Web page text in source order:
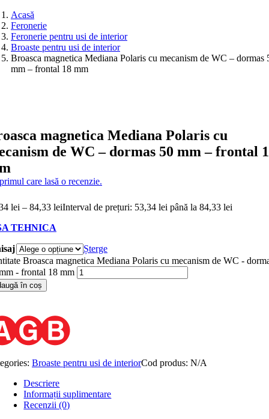
Acasă
Feronerie
Feronerie pentru usi de interior
Broaste pentru usi de interior
Broasca magnetica Mediana Polaris cu mecanism de WC – dormas
mm – frontal 18 mm
magnetica Mediana Polaris cu
de WC – dormas 50 mm – frontal
care lasă o recenzie.
lei – 84,33 leiInterval de prețuri: 53,34 lei până la 84,33 lei
TEHNICA
Șterge
Broasca magnetica Mediana Polaris cu mecanism de WC -
- frontal 18 mm
în coș
Broaste pentru usi de interiorCod produs: N/A
Descriere
Informații suplimentare
Recenzii (0)